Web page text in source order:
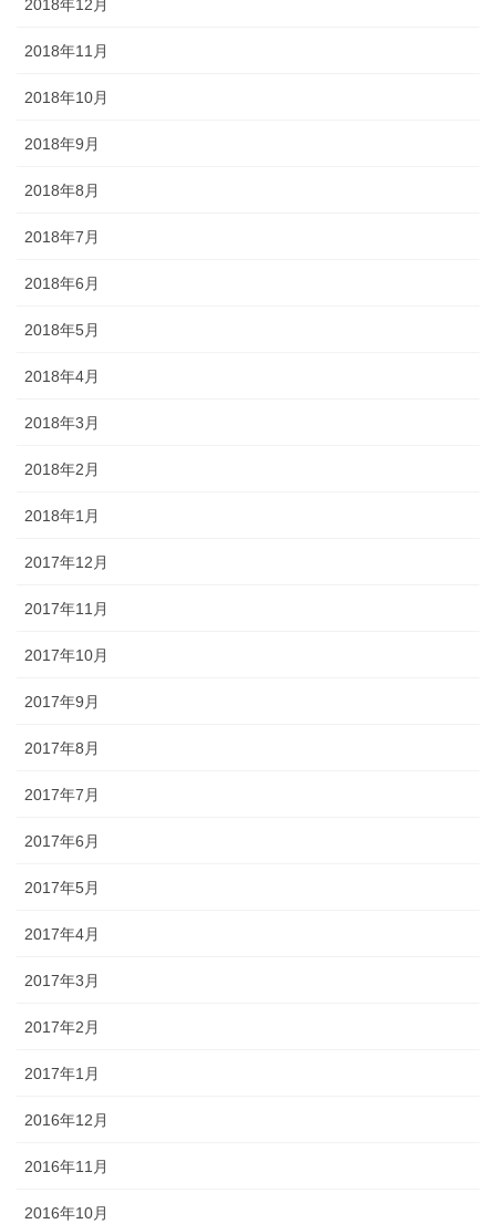
2018年12月
2018年11月
2018年10月
2018年9月
2018年8月
2018年7月
2018年6月
2018年5月
2018年4月
2018年3月
2018年2月
2018年1月
2017年12月
2017年11月
2017年10月
2017年9月
2017年8月
2017年7月
2017年6月
2017年5月
2017年4月
2017年3月
2017年2月
2017年1月
2016年12月
2016年11月
2016年10月